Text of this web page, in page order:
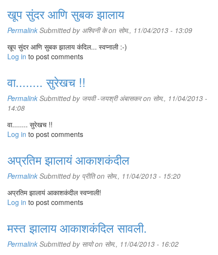
खूप सुंदर आणि सुबक झालाय
Permalink Submitted by अश्विनी केon सोम., 11/04/2013 - 13:09
खूप सुंदर आणि सुबक झालाय कंदिल... स्वप्नाली :-)
Log in to post comments
वा........ सुरेखच !!
Permalink Submitted by जयवी -जयश्री अंबासकरon सोम., 11/04/2013 -
14:08
वा........ सुरेखच !!
Log in to post comments
अप्रतिम झालायं आकाशकंदील
Permalink Submitted by प्रीतिon सोम., 11/04/2013 - 15:20
अप्रतिम झालायं आकाशकंदील स्वप्नाली!
Log in to post comments
मस्त झालाय आकाशकंदिल सावली.
Permalink Submitted by सायोon सोम., 11/04/2013 - 16:02